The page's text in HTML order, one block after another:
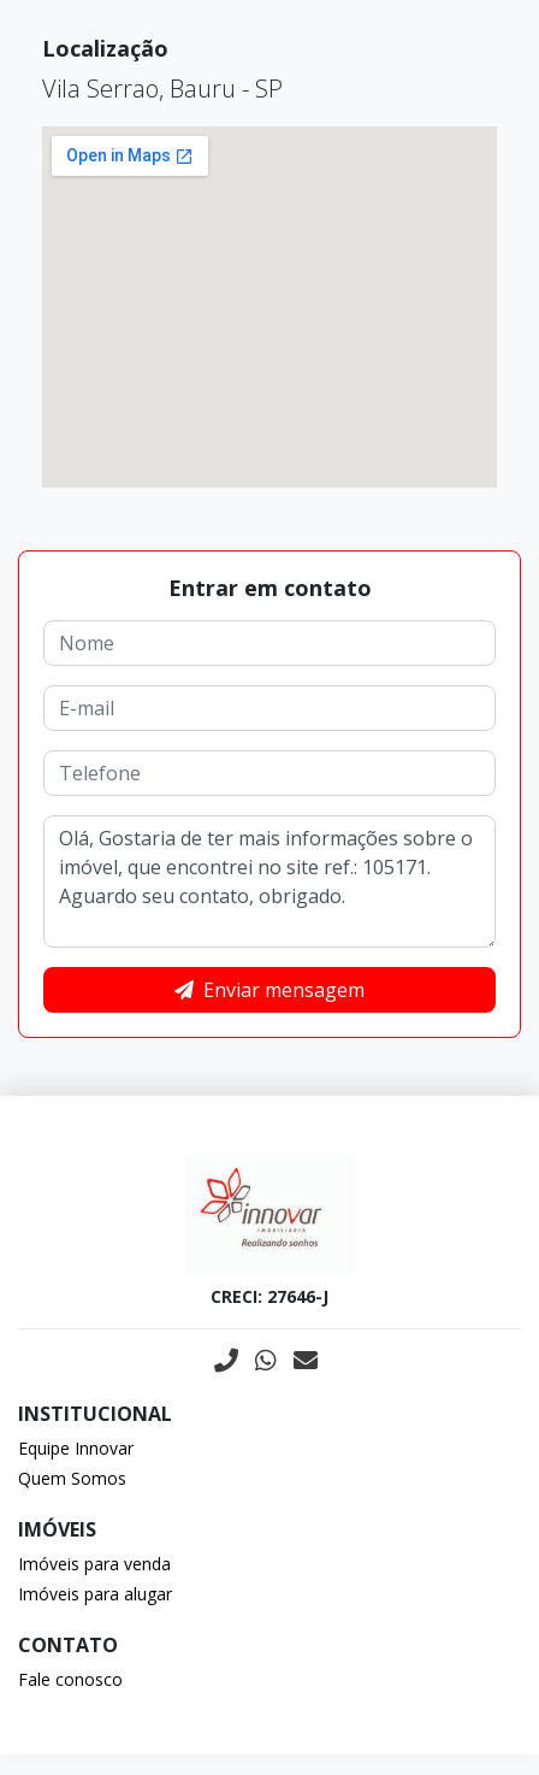
Localização
Vila Serrao, Bauru - SP
Entrar em contato
Enviar mensagem
CRECI: 27646-J
INSTITUCIONAL
Equipe Innovar
Quem Somos
IMÓVEIS
Imóveis para venda
Imóveis para alugar
CONTATO
Fale conosco